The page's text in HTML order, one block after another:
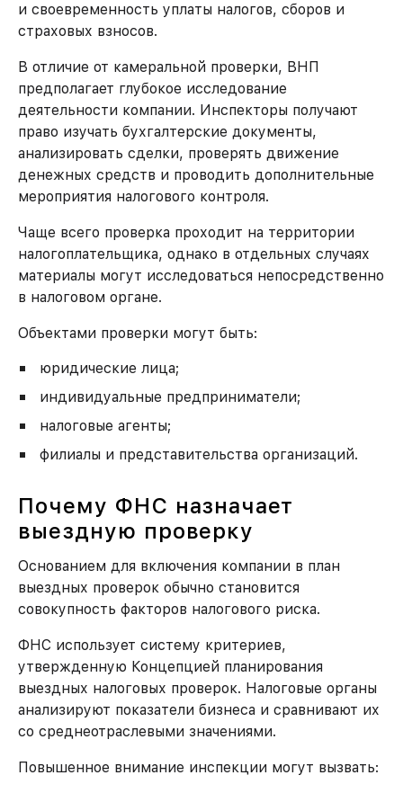
и своевременность уплаты налогов, сборов и
страховых взносов.
В отличие от камеральной проверки, ВНП
предполагает глубокое исследование
деятельности компании. Инспекторы получают
право изучать бухгалтерские документы,
анализировать сделки, проверять движение
денежных средств и проводить дополнительные
мероприятия налогового контроля.
Чаще всего проверка проходит на территории
налогоплательщика, однако в отдельных случаях
материалы могут исследоваться непосредственно
в налоговом органе.
Объектами проверки могут быть:
юридические лица;
индивидуальные предприниматели;
налоговые агенты;
филиалы и представительства организаций.
Почему ФНС назначает
выездную проверку
Основанием для включения компании в план
выездных проверок обычно становится
совокупность факторов налогового риска.
ФНС использует систему критериев,
утвержденную Концепцией планирования
выездных налоговых проверок. Налоговые органы
анализируют показатели бизнеса и сравнивают их
со среднеотраслевыми значениями.
Повышенное внимание инспекции могут вызвать: